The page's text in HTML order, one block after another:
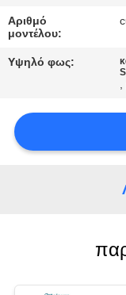
ΖΗΤΉΣΤΕ
ΈΝΑ
SITEMAP
Αριθμό
μοντέλου:
Υψηλό φως:
,